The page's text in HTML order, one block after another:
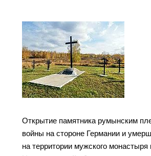
Открытие памятника румынским
войны на стороне Германии и
на территории мужского